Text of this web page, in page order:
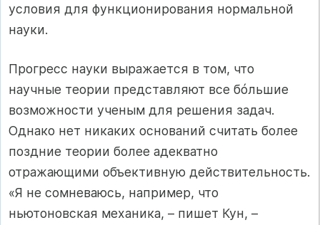
условия для функционирования нормальной
науки.
Прогресс науки выражается в том, что
научные теории представляют все бóльшие
возможности ученым для решения задач.
Однако нет никаких оснований считать более
поздние теории более адекватно
отражающими объективную действительность.
«Я не сомневаюсь, например, что
ньютоновская механика, – пишет Кун, –